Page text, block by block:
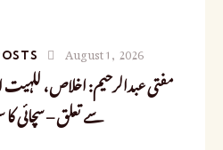
August 1, 2026
مفتی عبدالرحیم: اخلاص،
سے تعلق – سچائی